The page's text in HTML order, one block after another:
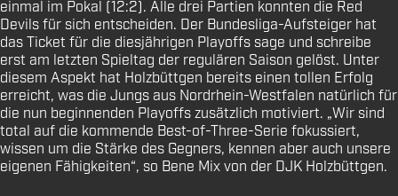
einmal im Pokal (12:2). Alle drei Partien konnten die Red
Devils für sich entscheiden. Der Bundesliga-Aufsteiger hat
das Ticket für die diesjährigen Playoffs sage und schreibe
erst am letzten Spieltag der regulären Saison gelöst. Unter
diesem Aspekt hat Holzbüttgen bereits einen tollen Erfolg
erreicht, was die Jungs aus Nordrhein-Westfalen natürlich für
die nun beginnenden Playoffs zusätzlich motiviert. „Wir sind
total auf die kommende Best-of-Three-Serie fokussiert,
wissen um die Stärke des Gegners, kennen aber auch unsere
eigenen Fähigkeiten“, so Bene Mix von der DJK Holzbüttgen.